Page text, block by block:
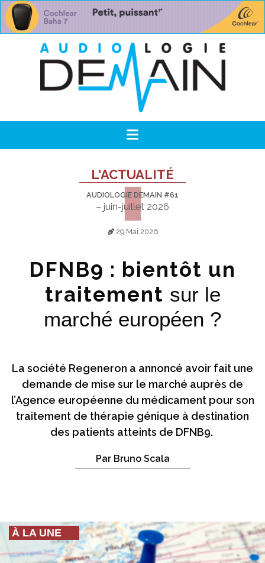
L'ACTUALITÉ
AUDIOLOGIE DEMAIN #61
– juin-juillet 2026
29 Mai 2026
DFNB9 : bientôt un
traitement sur le
marché européen ?
La société Regeneron a annoncé avoir fait une
demande de mise sur le marché auprès de
l’Agence européenne du médicament pour son
traitement de thérapie génique à destination
des patients atteints de DFNB9.
Par Bruno Scala
À LA UNE